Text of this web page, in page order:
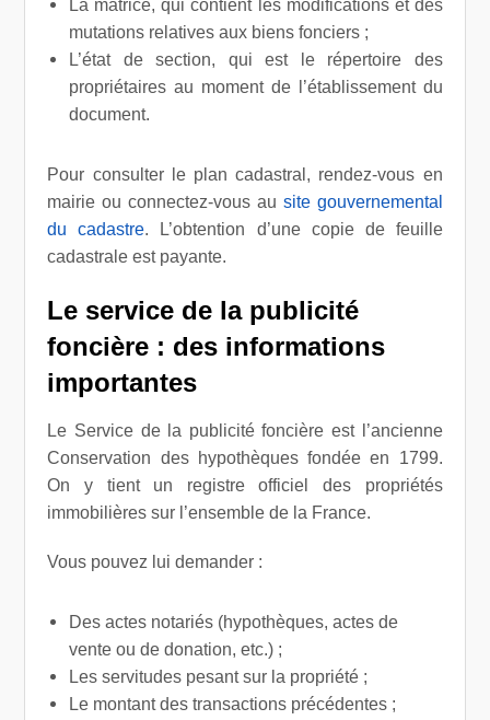
La matrice, qui contient les modifications et des
mutations relatives aux biens fonciers ;
L’état de section, qui est le répertoire des
propriétaires au moment de l’établissement du
document.
Pour consulter le plan cadastral, rendez-vous en
mairie ou connectez-vous au site gouvernemental
du cadastre. L’obtention d’une copie de feuille
cadastrale est payante.
Le service de la publicité
foncière : des informations
importantes
Le Service de la publicité foncière est l’ancienne
Conservation des hypothèques fondée en 1799.
On y tient un registre officiel des propriétés
immobilières sur l’ensemble de la France.
Vous pouvez lui demander :
Des actes notariés (hypothèques, actes de
vente ou de donation, etc.) ;
Les servitudes pesant sur la propriété ;
Le montant des transactions précédentes ;